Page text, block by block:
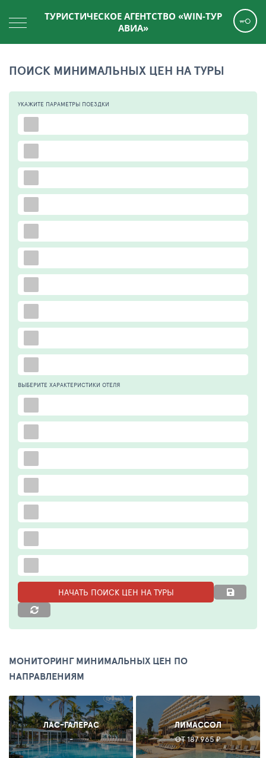
ТУРИСТИЧЕСКОЕ АГЕНТСТВО «WIN-ТУР
АВИА»
ПОИСК МИНИМАЛЬНЫХ ЦЕН НА ТУРЫ
УКАЖИТЕ ПАРАМЕТРЫ ПОЕЗДКИ
ВЫБЕРИТЕ ХАРАКТЕРИСТИКИ ОТЕЛЯ
НАЧАТЬ ПОИСК ЦЕН НА ТУРЫ
МОНИТОРИНГ МИНИМАЛЬНЫХ ЦЕН ПО
НАПРАВЛЕНИЯМ
ЛАС-ГАЛЕРАС
-
ЛИМАССОЛ
ОТ 187 965 ₽